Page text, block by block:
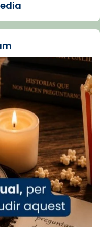
Fa gairebé
Companys, la
Vatican
news/2026-
papa-viaje-
ens